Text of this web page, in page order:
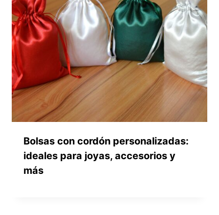
Bolsas con cordón personalizadas:
ideales para joyas, accesorios y
más